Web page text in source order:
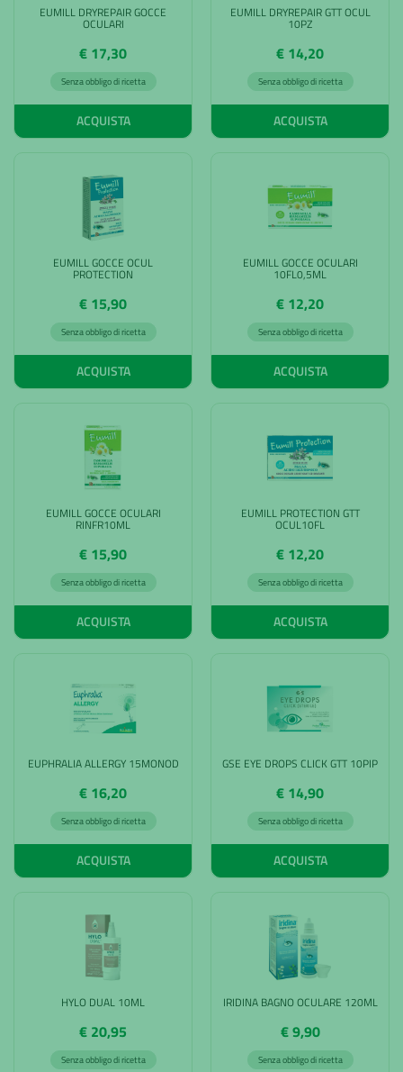
EUMILL DRYREPAIR GOCCE
OCULARI
€ 17,30
Senza obbligo di ricetta
ACQUISTA
EUMILL DRYREPAIR GTT OCUL
10PZ
€ 14,20
Senza obbligo di ricetta
ACQUISTA
EUMILL GOCCE OCUL
PROTECTION
€ 15,90
Senza obbligo di ricetta
ACQUISTA
EUMILL GOCCE OCULARI
10FL0,5ML
€ 12,20
Senza obbligo di ricetta
ACQUISTA
EUMILL GOCCE OCULARI
RINFR10ML
€ 15,90
Senza obbligo di ricetta
ACQUISTA
EUMILL PROTECTION GTT
OCUL10FL
€ 12,20
Senza obbligo di ricetta
ACQUISTA
EUPHRALIA ALLERGY 15MONOD
€ 16,20
Senza obbligo di ricetta
ACQUISTA
GSE EYE DROPS CLICK GTT 10PIP
€ 14,90
Senza obbligo di ricetta
ACQUISTA
HYLO DUAL 10ML
€ 20,95
Senza obbligo di ricetta
IRIDINA BAGNO OCULARE 120ML
€ 9,90
Senza obbligo di ricetta